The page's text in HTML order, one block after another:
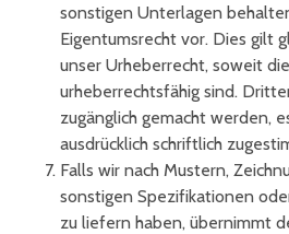
sonstigen Unterlagen
Eigentumsrecht vor. Dies gilt
unser Urheberrecht, soweit
urheberrechtsfähig sind.
zugänglich gemacht werden,
ausdrücklich schriftlich
Falls wir nach Mustern,
sonstigen Spezifikationen
zu liefern haben, übernimmt